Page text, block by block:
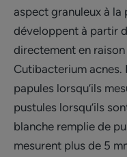
aspect granuleux à la
développent à partir
directement en
Cutibacterium acnes.
papules lorsqu’ils
pustules lorsqu’ils
blanche remplie de
mesurent plus de 5